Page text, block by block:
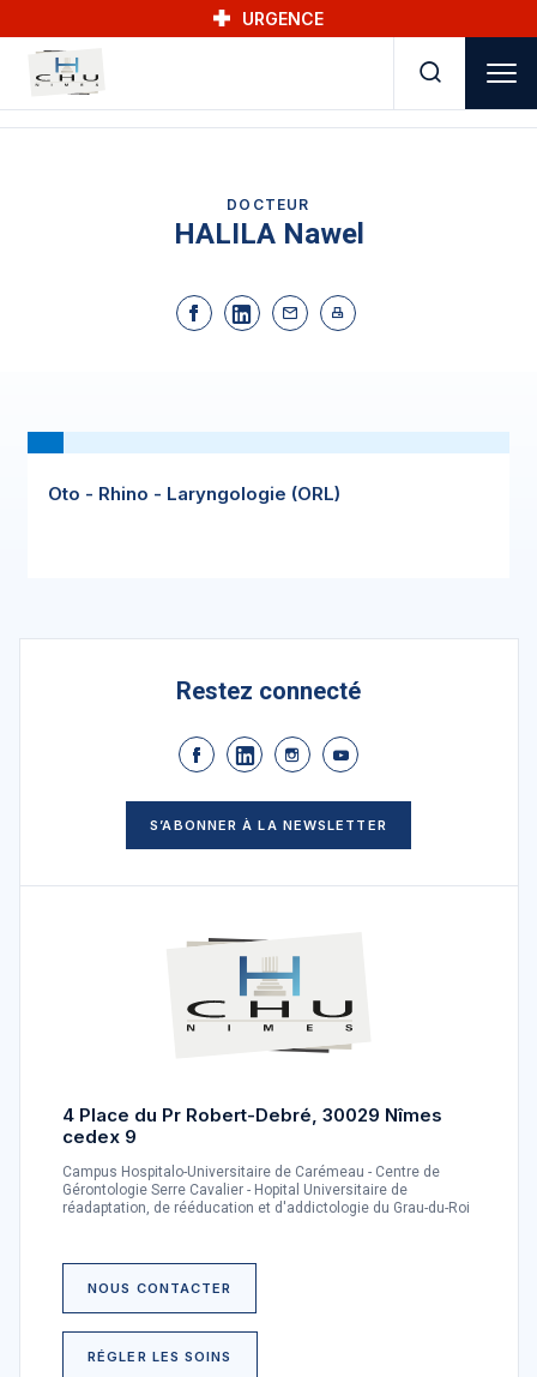
URGENCE
DOCTEUR
HALILA Nawel
Oto - Rhino - Laryngologie (ORL)
Restez connecté
S’ABONNER À LA NEWSLETTER
4 Place du Pr Robert-Debré, 30029 Nîmes
cedex 9
Campus Hospitalo-Universitaire de Carémeau - Centre de
Gérontologie Serre Cavalier - Hopital Universitaire de
réadaptation, de rééducation et d'addictologie du Grau-du-Roi
NOUS CONTACTER
RÉGLER LES SOINS